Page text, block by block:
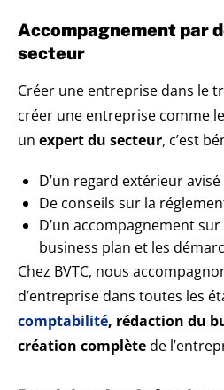
Accompagnement par
secteur
Créer une entreprise dans le
créer une entreprise comme
un expert du secteur, c’est
D’un regard extérieur avisé
De conseils sur la
D’un accompagnement
business plan et les
Chez BVTC, nous
d’entreprise dans toutes les
comptabilité, rédaction du
création complètede